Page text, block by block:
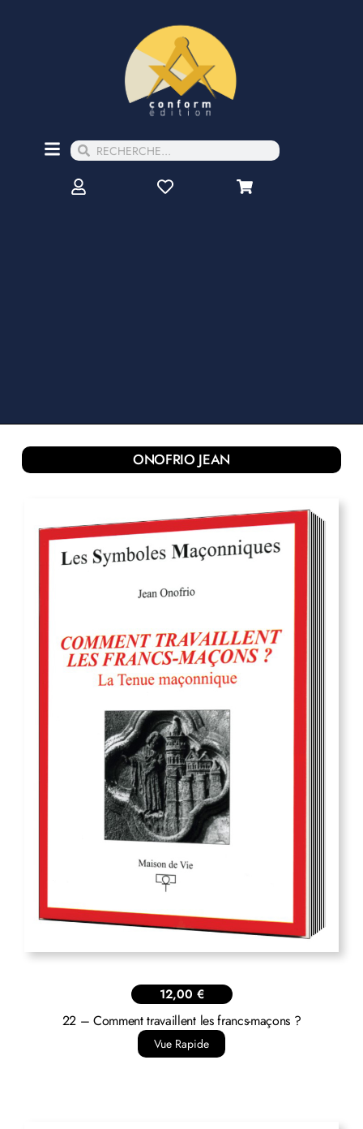
ONOFRIO JEAN
12,00 €
22 – Comment travaillent les francs-maçons ?
Vue Rapide